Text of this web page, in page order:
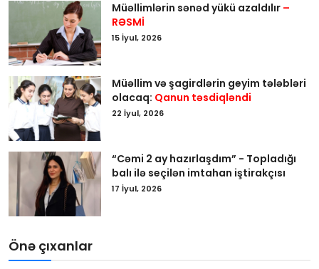
Müəllimlərin sənəd yükü azaldılır –
RƏSMİ
15 İyul, 2026
Müəllim və şagirdlərin geyim tələbləri
olacaq: Qanun təsdiqləndi
22 İyul, 2026
“Cəmi 2 ay hazırlaşdım” - Topladığı
balı ilə seçilən imtahan iştirakçısı
17 İyul, 2026
Önə çıxanlar